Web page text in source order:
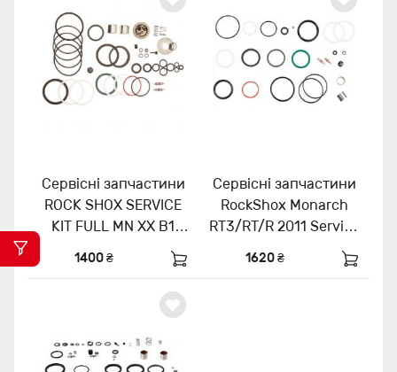
Сервісні запчастини
ROCK SHOX SERVICE
KIT FULL MN XX B1
1400 ₴
Сервісні запчастини
RockShox Monarch
RT3/RT/R 2011 Service
1620 ₴